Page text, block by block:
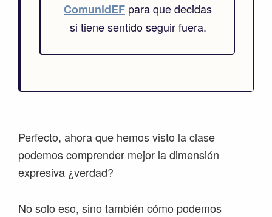
ComunidEF para que decidas
si tiene sentido seguir fuera.
Perfecto, ahora que hemos visto la clase
podemos comprender mejor la dimensión
expresiva ¿verdad?
No solo eso, sino también cómo podemos